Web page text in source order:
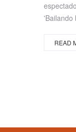
'Bailando
READ